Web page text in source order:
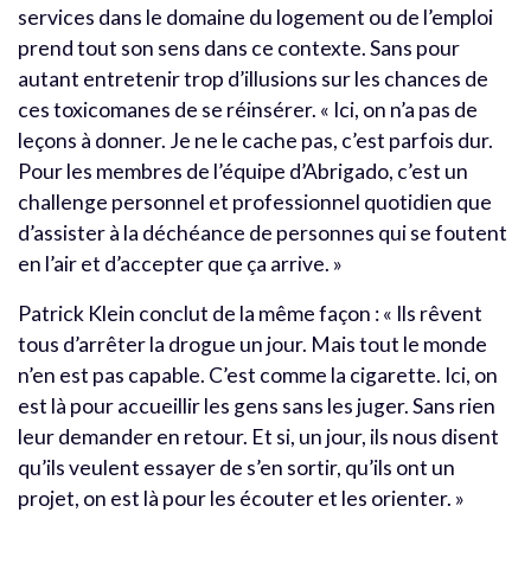
services dans le domaine du logement ou de l’emploi
prend tout son sens dans ce contexte. Sans pour
autant entretenir trop d’illusions sur les chances de
ces toxicomanes de se réinsérer. « Ici, on n’a pas de
leçons à donner. Je ne le cache pas, c’est parfois dur.
Pour les membres de l’équipe d’Abrigado, c’est un
challenge personnel et professionnel quotidien que
d’assister à la déchéance de personnes qui se foutent
en l’air et d’accepter que ça arrive. »
Patrick Klein conclut de la même façon : « Ils rêvent
tous d’arrêter la drogue un jour. Mais tout le monde
n’en est pas capable. C’est comme la cigarette. Ici, on
est là pour accueillir les gens sans les juger. Sans rien
leur demander en retour. Et si, un jour, ils nous disent
qu’ils veulent essayer de s’en sortir, qu’ils ont un
projet, on est là pour les écouter et les orienter. »